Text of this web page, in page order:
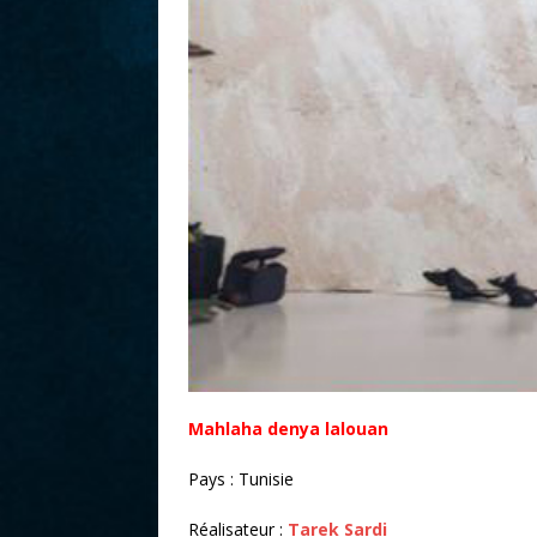
Mahlaha denya lalouan
Pays : Tunisie
Réalisateur : Tarek Sardi